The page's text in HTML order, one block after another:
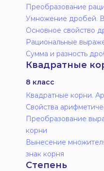
Преобразование
Умножение дробей.
Основное свойство
Рациональные
Сумма и разность
Квадратные
8 класс
Квадратные корни.
Свойства
Преобразование
корни
Вынесение
знак корня
Степень